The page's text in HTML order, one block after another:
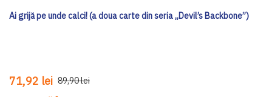
Ai grijă pe unde calci! (a doua carte din seria „Devil’s Backbone”)
71,92 lei 89,90 lei